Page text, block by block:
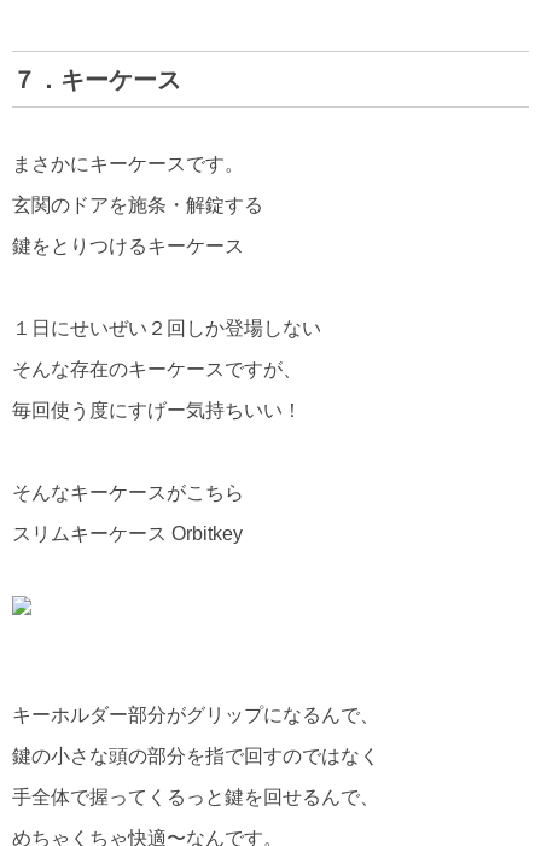
７．キーケース
まさかにキーケースです。
玄関のドアを施条・解錠する
鍵をとりつけるキーケース
１日にせいぜい２回しか登場しない
そんな存在のキーケースですが、
毎回使う度にすげー気持ちいい！
そんなキーケースがこちら
スリムキーケース Orbitkey
キーホルダー部分がグリップになるんで、
鍵の小さな頭の部分を指で回すのではなく
手全体で握ってくるっと鍵を回せるんで、
めちゃくちゃ快適〜なんです。